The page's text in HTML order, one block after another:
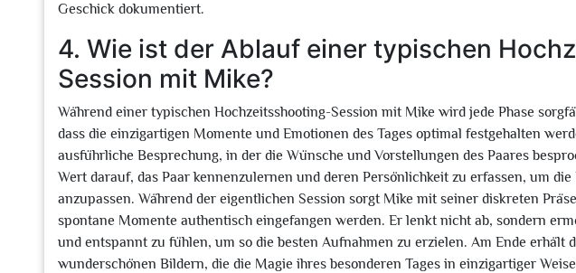
Geschick dokumentiert.
4. Wie ist der Ablauf einer typischen
Session mit Mike?
Während einer typischen Hochzeitsshooting-Session mit Mike wird jede Phase
dass die einzigartigen Momente und Emotionen des Tages optimal festgehalten
ausführliche Besprechung, in der die Wünsche und Vorstellungen des Paares
Wert darauf, das Paar kennenzulernen und deren Persönlichkeit zu erfassen, um die
anzupassen. Während der eigentlichen Session sorgt Mike mit seiner diskreten
spontane Momente authentisch eingefangen werden. Er lenkt nicht ab, sondern
und entspannt zu fühlen, um so die besten Aufnahmen zu erzielen. Am Ende erhält
wunderschönen Bildern, die die Magie ihres besonderen Tages in einzigartiger